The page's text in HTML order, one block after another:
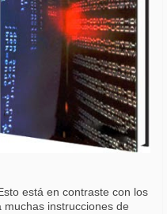
está en contraste con los
instrucciones de